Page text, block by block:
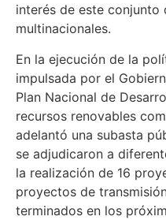
interés de este conjunto
multinacionales.
En la ejecución de la
impulsada por el
Plan Nacional de
recursos renovables
adelantó una subasta
se adjudicaron a
la realización de 16
proyectos de
terminados en los